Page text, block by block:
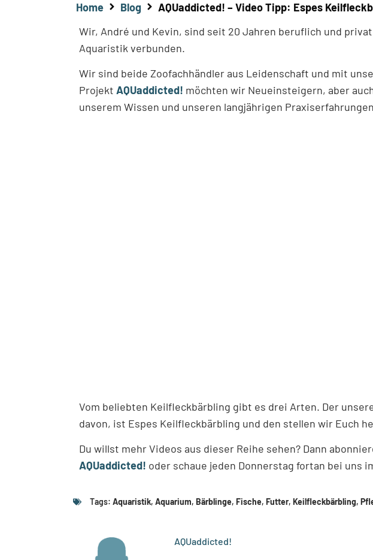
Home Blog
AQUaddicted! – Video Tipp: Espes
Wir, André und Kevin, sind seit 20 Jahren beruflich und
Aquaristik verbunden.
Wir sind beide Zoofachhändler aus Leidenschaft und mit
Projekt AQUaddicted! möchten wir Neueinsteigern, aber
unserem Wissen und unseren langjährigen
Vom beliebten Keilfleckbärbling gibt es drei Arten. Der
davon, ist Espes Keilfleckbärbling und den stellen wir Euch
Du willst mehr Videos aus dieser Reihe sehen? Dann
AQUaddicted! oder schaue jeden Donnerstag fortan bei uns
Tags: Aquaristik, Aquarium, Bärblinge, Fische, Futter, Keilfleckbärbling,
AQUaddicted!